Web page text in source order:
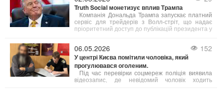
Truth Social монетизує вплив Трампа
Компанія Дональда Трампа запускає платний
сервіс для трейдерів з Волл-стріт, що надає
пріоритетний доступ до публікацій президента у
06.05.2026 152
У центрі Києва помітили чоловіка, який
прогулювався оголеним.
Під час перевірки соцмереж поліція виявила
відеозапис, де невідомий чоловік ходить